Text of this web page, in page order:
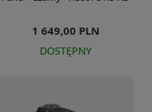
1 649,00 PLN
DOSTĘPNY